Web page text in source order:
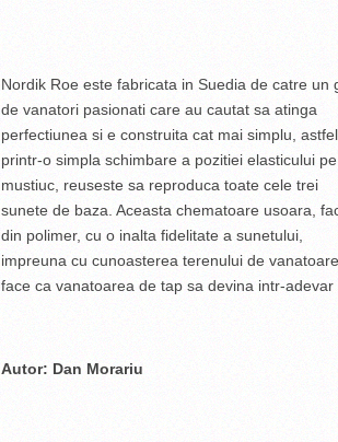
Nordik Roe este fabricata in Suedia de catre un
de vanatori pasionati care au cautat sa atinga
perfectiunea si e construita cat mai simplu,
printr-o simpla schimbare a pozitiei elasticului pe
mustiuc, reuseste sa reproduca toate cele trei
sunete de baza. Aceasta chematoare usoara,
din polimer, cu o inalta fidelitate a sunetului,
impreuna cu cunoasterea terenului de
face ca vanatoarea de tap sa devina intr-adevar
Autor: Dan Morariu